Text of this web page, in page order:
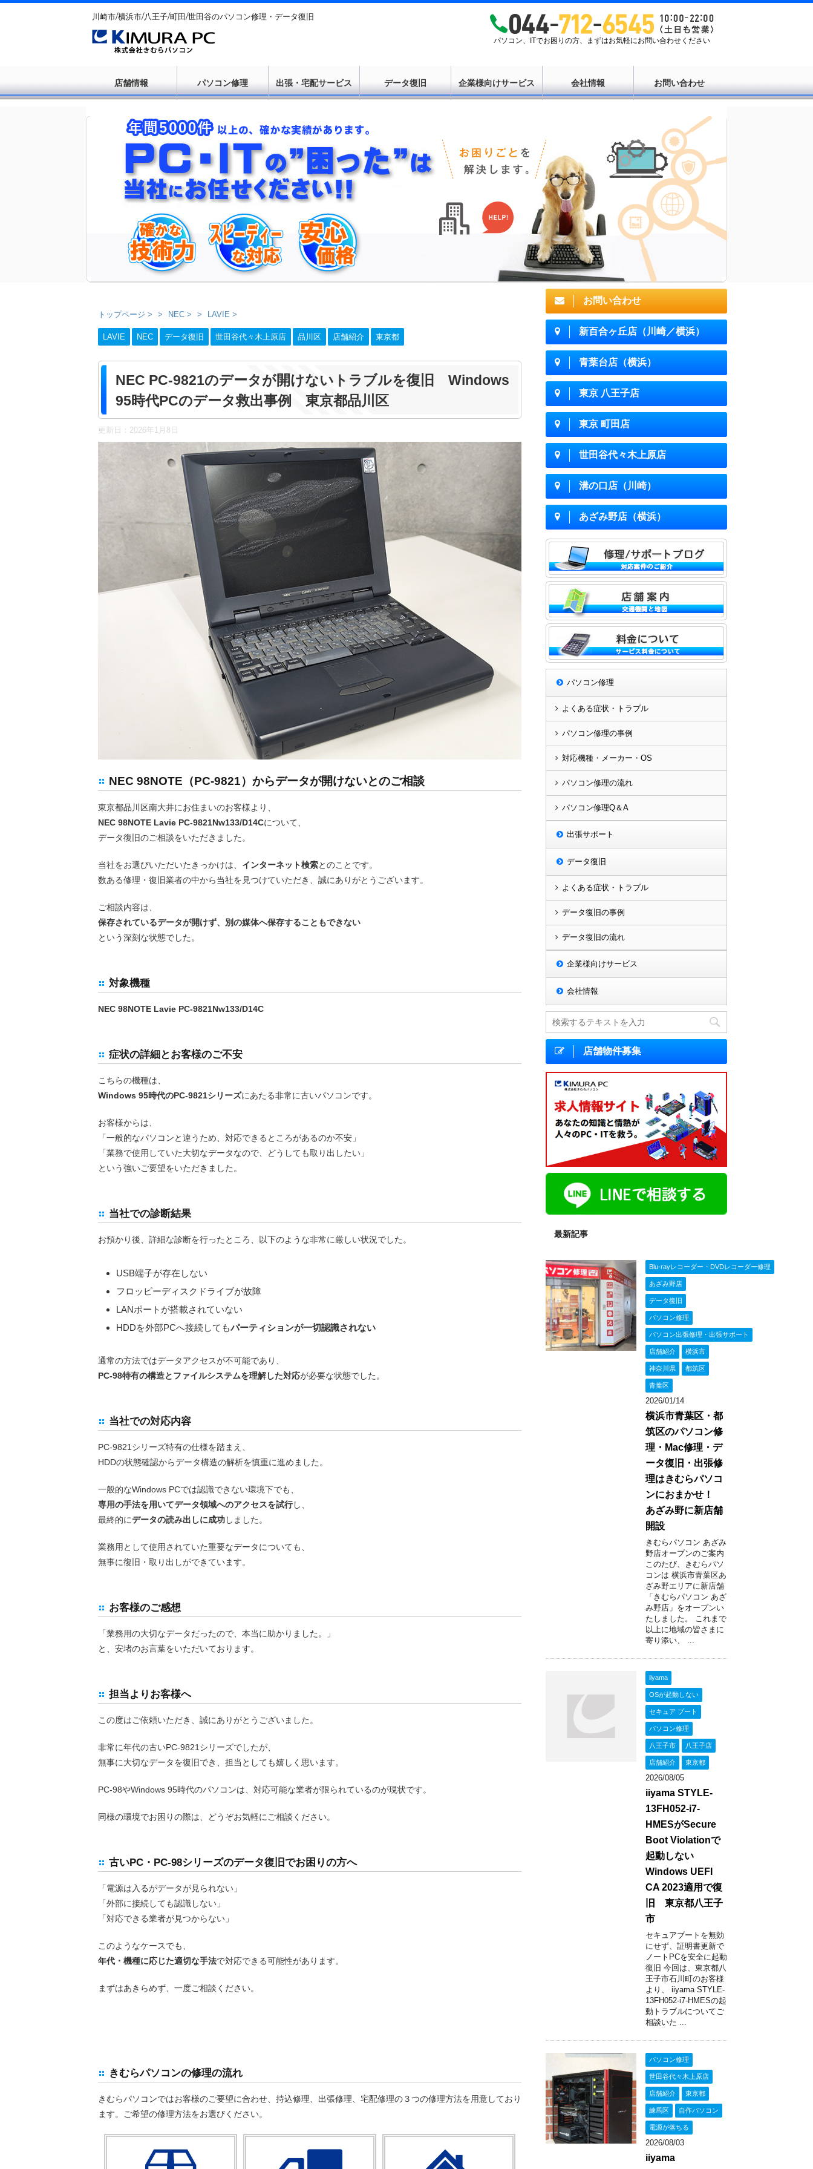
川崎市/横浜市/八王子/町田/世田谷のパソコン修理・データ復旧
パソコン、ITでお困りの方、まずはお気軽にお問い合わせください
店舗情報 パソコン修理 出張・宅配サービス データ復旧 企業様向けサービス 会社情報 お問い合わせ
トップページ > NEC > LAVIE >
LAVIE NEC データ復旧 世田谷代々木上原店 品川区 店舗紹介 東京都
NEC PC-9821のデータが開けないトラブルを復旧 Windows
95時代PCのデータ救出事例 東京都品川区
更新日： 2026年1月8日
NEC 98NOTE（PC-9821）からデータが開けないとのご相談
東京都品川区南大井にお住まいのお客様より、
NEC 98NOTE Lavie PC-9821Nw133/D14Cについて、
データ復旧のご相談をいただきました。
当社をお選びいただいたきっかけは、 インターネット検索とのことです。
数ある修理・復旧業者の中から当社を見つけていただき、誠にありがとうございます。
ご相談内容は、
保存されているデータが開けず、別の媒体へ保存することもできない
という深刻な状態でした。
対象機種
NEC 98NOTE Lavie PC-9821Nw133/D14C
症状の詳細とお客様のご不安
こちらの機種は、
Windows 95時代のPC-9821シリーズにあたる非常に古いパソコンです。
お客様からは、
「一般的なパソコンと違うため、対応できるところがあるのか不安」
「業務で使用していた大切なデータなので、どうしても取り出したい」
という強いご要望をいただきました。
当社での診断結果
お預かり後、詳細な診断を行ったところ、以下のような非常に厳しい状況でした。
USB端子が存在しない
フロッピーディスクドライブが故障
LANポートが搭載されていない
HDDを外部PCへ接続してもパーティションが一切認識されない
通常の方法ではデータアクセスが不可能であり、
PC-98特有の構造とファイルシステムを理解した対応が必要な状態でした。
当社での対応内容
PC-9821シリーズ特有の仕様を踏まえ、
HDDの状態確認からデータ構造の解析を慎重に進めました。
一般的なWindows PCでは認識できない環境下でも、
専用の手法を用いてデータ領域へのアクセスを試行し、
最終的にデータの読み出しに成功しました。
業務用として使用されていた重要なデータについても、
無事に復旧・取り出しができています。
お客様のご感想
「業務用の大切なデータだったので、本当に助かりました。」
と、安堵のお言葉をいただいております。
担当よりお客様へ
この度はご依頼いただき、誠にありがとうございました。
非常に年代の古いPC-9821シリーズでしたが、
無事に大切なデータを復旧でき、担当としても嬉しく思います。
PC-98やWindows 95時代のパソコンは、対応可能な業者が限られているのが現状です。
同様の環境でお困りの際は、どうぞお気軽にご相談ください。
古いPC・PC-98シリーズのデータ復旧でお困りの方へ
「電源は入るがデータが見られない」
「外部に接続しても認識しない」
「対応できる業者が見つからない」
このようなケースでも、
年代・機種に応じた適切な手法で対応できる可能性があります。
まずはあきらめず、一度ご相談ください。
きむらパソコンの修理の流れ
きむらパソコンではお客様のご要望に合わせ、持込修理、出張修理、宅配修理の３つの修理方法を用意しており
ます。ご希望の修理方法をお選びください。
お問い合わせ
新百合ヶ丘店（川崎／横浜）
青葉台店（横浜）
東京 八王子店
東京 町田店
世田谷代々木上原店
溝の口店（川崎）
あざみ野店（横浜）
パソコン修理
よくある症状・トラブル
パソコン修理の事例
対応機種・メーカー・OS
パソコン修理の流れ
パソコン修理Q＆A
出張サポート
データ復旧
よくある症状・トラブル
データ復旧の事例
データ復旧の流れ
企業様向けサービス
会社情報
店舗物件募集
最新記事
Blu-rayレコーダー・DVDレコーダー修理
あざみ野店
データ復旧
パソコン修理
パソコン出張修理・出張サポート
店舗紹介 横浜市
神奈川県 都筑区
青葉区
2026/01/14
横浜市青葉区・都
筑区のパソコン修
理・Mac修理・デ
ータ復旧・出張修
理はきむらパソコ
ンにおまかせ！
あざみ野に新店舗
開設
きむらパソコン あざみ
野店オープンのご案内
このたび、きむらパソ
コンは 横浜市青葉区あ
ざみ野エリアに新店舗
「きむらパソコン あざ
み野店」をオープンい
たしました。 これまで
以上に地域の皆さまに
寄り添い、 ...
iiyama
OSが起動しない
セキュア ブート
パソコン修理
八王子市 八王子店
店舗紹介 東京都
2026/08/05
iiyama STYLE-
13FH052-i7-
HMESがSecure
Boot Violationで
起動しない
Windows UEFI
CA 2023適用で復
旧 東京都八王子
市
セキュアブートを無効
にせず、証明書更新で
ノートPCを安全に起動
復旧 今回は、東京都八
王子市石川町のお客様
より、 iiyama STYLE-
13FH052-i7-HMESの起
動トラブルについてご
相談いた ...
パソコン修理
世田谷代々木上原店
店舗紹介 東京都
練馬区 自作パソコン
電源が落ちる
2026/08/03
iiyama